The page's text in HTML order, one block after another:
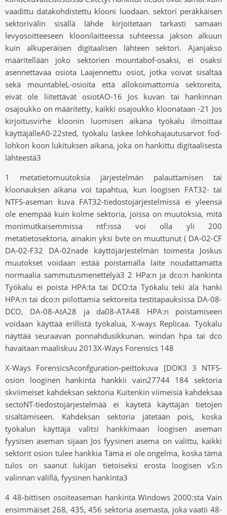
vaadittu datakohdistettu klooni luodaan. sektori peräkkäisen
sektorivälin sisällä lähde kirjoitetaan tarkasti samaan
levyosoitteeseen kloonilaitteessa suhteessa jakson alkuun
kuin alkuperäisen digitaalisen lähteen sektori. Ajanjakso
määritellään joko sektorien mountabof-osaksi, ei osaksi
asennettavaa osiota Laajennettu osiot, jotka voivat sisältää
sekä mountableL-osioita että allokoimattomia sektoreita,
eivät ole liitettävät osiotAO-16 Jos kuvan tai hankinnan
osajoukko on määritetty, kaikki osajoukko kloonataan -21 Jos
kirjoitusvirhe kloonin luomisen aikana työkalu ilmoittaa
käyttäjälleA0-22sted, työkalu laskee lohkohajautusarvot fod-
lohkon koon lukituksen aikana, joka on hankittu digitaalisesta
lähteestä3
1 metatietomuutoksia järjestelmän palauttamisen tai
kloonauksen aikana voi tapahtua, kun loogisen FAT32- tai
NTFS-aseman kuva FAT32-tiedostojärjestelmissä ei yleensä
ole enempää kuin kolme sektoria, joissa on muutoksia, mitä
monimutkaisemmissa ntf:issä voi olla yli 200
metatietosektoria, ainakin yksi bvte on muuttunut ( DA-02-CF
DA-02-F32 DA-02nade käyttöjärjestelmän toimesta Joskus
muutokset voidaan estää poistamalla laite noudattamatta
normaalia sammutusmenettelyä3 2 HPa:n ja dco:n hankinta
Työkalu ei poista HPA:ta tai DCO:ta Työkalu teki älä hanki
HPA:n tai dco:n piilottamia sektoreita testitapauksissa DA-08-
DCO, DA-08-AtA28 ja da08-ATA48 HPA:n poistamiseen
voidaan käyttää erillistä työkalua, X-ways Replicaa. Työkalu
näyttää seuraavan ponnahdusikkunan. windan hpa tai dco
havaitaan maaliskuu 2013X-Ways Forensics 148
X-Ways ForensicsAconfguration-peittokuva [DOK3 3 NTFS-
osion looginen hankinta hankkii vain27744 184 sektoria
skviimeiset kahdeksan sektoria Kuitenkin viimeisiä kahdeksaa
sectoNT-tiedostojärjestelmää ei käytetä käyttäjän tietojen
sisältämiseen. Kahdeksan sektoria jätetään pois, koska
työkalun käyttäjä valitsi hankkimaan loogisen aseman
fyysisen aseman sijaan Jos fyysinen asema on valittu, kaikki
sektorit osion tulee hankkia Tämä ei ole ongelma, koska tämä
tulos on saanut lukijan tietoiseksi erosta loogisen vS:n
valinnan välillä, fyysinen hankinta3
4 48-bittisen osoiteaseman hankinta Windows 2000:sta Vain
ensimmäiset 268, 435, 456 sektoria asemasta, joka vaatii 48-